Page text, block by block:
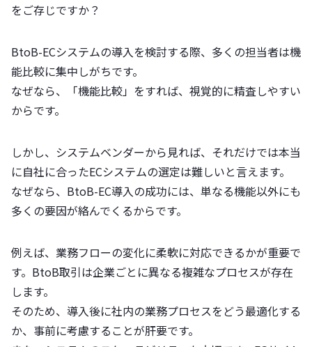
をご存じですか？
BtoB-ECシステムの導入を検討する際、多くの担当者は機
能比較に集中しがちです。
なぜなら、「機能比較」をすれば、視覚的に精査しやすい
からです。
しかし、システムベンダーから見れば、それだけでは本当
に自社に合ったECシステムの選定は難しいと言えます。
なぜなら、BtoB-EC導入の成功には、単なる機能以外にも
多くの要因が絡んでくるからです。
例えば、業務フローの変化に柔軟に対応できるかが重要で
す。BtoB取引は企業ごとに異なる複雑なプロセスが存在
します。
そのため、導入後に社内の業務プロセスをどう最適化する
か、事前に考慮することが肝要です。